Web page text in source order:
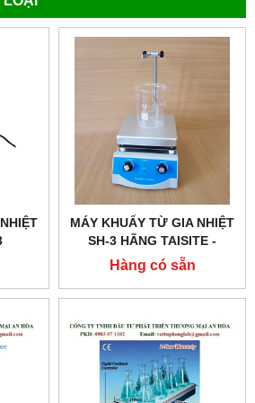
MÁY KHUẤY TỪ GIA NHIỆT
SH-3 HÃNG TAISITE -
TRUNG QUỐC
Hàng có sẵn